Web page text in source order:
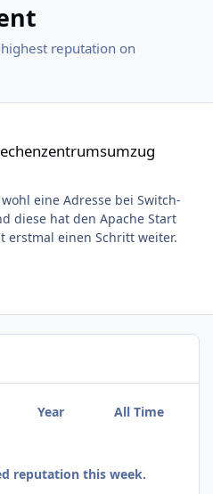
reputation on
eine Adresse bei Switch-
diese hat den Apache Start
erstmal einen Schritt weiter.
Year All Time
reputation this week.